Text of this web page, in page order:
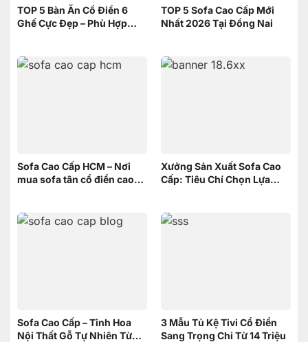
TOP 5 Bàn Ăn Cổ Điển 6
Ghế Cực Đẹp – Phù Hợp
TOP 5 Sofa Cao Cấp Mới
Nhất 2026 Tại Đồng Nai
Sofa Cao Cấp HCM – Nơi
mua sofa tân cổ điển cao
Xưởng Sản Xuất Sofa Cao
Cấp: Tiêu Chí Chọn Lựa
Sofa Cao Cấp – Tinh Hoa
Nội Thất Gỗ Tự Nhiên Từ
3 Mẫu Tủ Kệ Tivi Cổ Điển
Sang Trọng Chỉ Từ 14 Triệu